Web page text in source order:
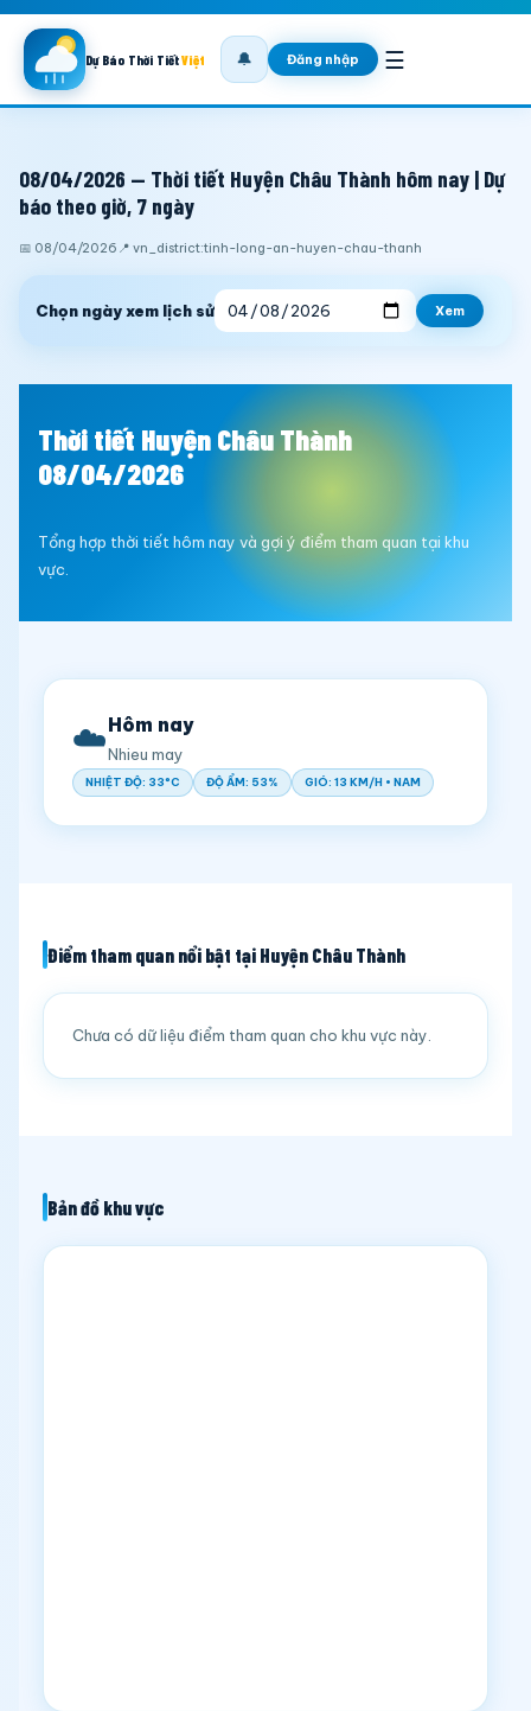
Dự Báo Thời TiếtViệt 🔔 Đăng nhập ☰
08/04/2026 — Thời tiết Huyện Châu Thành hôm nay | Dự
báo theo giờ, 7 ngày
📅 08/04/2026 📍 vn_district:tinh-long-an-huyen-chau-thanh
Chọn ngày xem lịch sử Xem
Thời tiết Huyện Châu Thành
08/04/2026
Tổng hợp thời tiết hôm nay và gợi ý điểm tham quan tại khu
vực.
☁️Hôm nay
Nhieu may
NHIỆT ĐỘ: 33°C ĐỘ ẨM: 53% GIÓ: 13 KM/H • NAM
Điểm tham quan nổi bật tại Huyện Châu Thành
Chưa có dữ liệu điểm tham quan cho khu vực này.
Bản đồ khu vực